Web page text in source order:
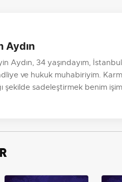
Aydın
Aydın, 34 yaşındayım,
ve hukuk muhabiriyim.
şekilde sadeleştirmek benim